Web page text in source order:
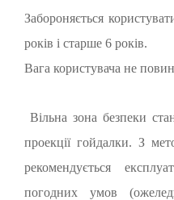
Забороняється
років і старше 6 років.
Вага користувача не
Вільна зона безпеки
проекції гойдалки. З
рекомендується
погодних умов